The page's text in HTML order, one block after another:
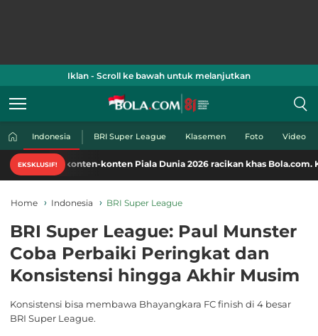
Iklan - Scroll ke bawah untuk melanjutkan
Indonesia BRI Super League Klasemen Foto Video
EKSKLUSIF!
konten Piala Dunia 2026 racikan khas Bola.com. Klik di sini!
Home Indonesia BRI Super League
BRI Super League: Paul Munster
Coba Perbaiki Peringkat dan
Konsistensi hingga Akhir Musim
Konsistensi bisa membawa Bhayangkara FC finish di 4 besar
BRI Super League.